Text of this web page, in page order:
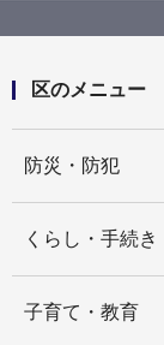
常盤台
第３期
区のメニュー
防災・防犯
くらし・手続き
子育て・教育